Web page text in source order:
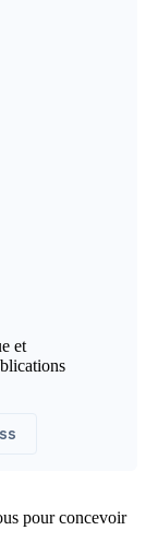
et
pour concevoir